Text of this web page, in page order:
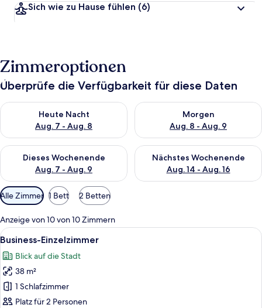
Sich wie zu Hause fühlen (6)
Zimmeroptionen
Überprüfe die Verfügbarkeit für diese Daten
Heute Nacht
Aug. 7 - Aug. 8
Überprüfe die Verfügbarkeit für heute Nacht, Aug. 7 - Aug. 8.
Morgen
Aug. 8 - Aug. 9
Überprüfe die Verfügbarkeit
Dieses Wochenende
Aug. 7 - Aug. 9
Überprüfe die Verfügbarkeit für dieses Wochenende, Aug. 7
Nächstes Wochenende
Aug. 14 - Aug. 16
Überprüfe die Verfügbarkeit
Verfügbare
Filter
für
Zimmer
Alle Zimmer 1 Bett 2 Betten
Anzeige von 10 von 10 Zimmern
Alle
Fotos
für
Business-
Einzelzimmer
anzeigen
Ein Hotelzimmer mit einem großen
12
Business-Einzelzimmer
Blick auf die Stadt
38 m²
1 Schlafzimmer
Platz für 2 Personen